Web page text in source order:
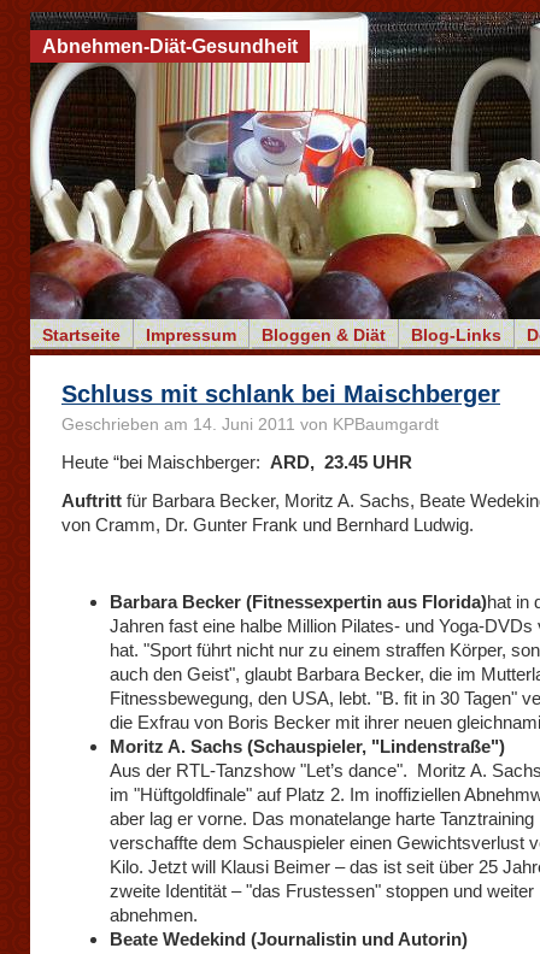
Startseite Impressum Bloggen & Diät Blog-Links
Abnehmen-Diät-Gesundheit
Schluss mit schlank bei Maischberger
Geschrieben am 14. Juni 2011 von KPBaumgardt
Heute “bei Maischberger: ARD, 23.45 UHR
Auftritt für Barbara Becker, Moritz A. Sachs, Beate
von Cramm, Dr. Gunter Frank und Bernhard Ludwig.
Barbara Becker (Fitnessexpertin aus Florida)hat in
Jahren fast eine halbe Million Pilates- und Yoga-DVDs
hat. "Sport führt nicht nur zu einem straffen Körper,
auch den Geist", glaubt Barbara Becker, die im
Fitnessbewegung, den USA, lebt. "B. fit in 30 Tagen"
die Exfrau von Boris Becker mit ihrer neuen
Moritz A. Sachs (Schauspieler, "Lindenstraße")
Aus der RTL-Tanzshow "Let’s dance". Moritz A.
im "Hüftgoldfinale" auf Platz 2. Im inoffiziellen
aber lag er vorne. Das monatelange harte Tanztraining
verschaffte dem Schauspieler einen Gewichtsverlust
Kilo. Jetzt will Klausi Beimer – das ist seit über 25
zweite Identität – "das Frustessen" stoppen und weiter
abnehmen.
Beate Wedekind (Journalistin und Autorin)